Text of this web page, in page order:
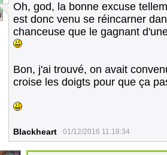
Oh, god, la bonne excuse
est donc venu se réincarner
chanceuse que le gagnant
Bon, j'ai trouvé, on avait
croise les doigts pour que ça
Blackheart 01/12/2016 11:18:34